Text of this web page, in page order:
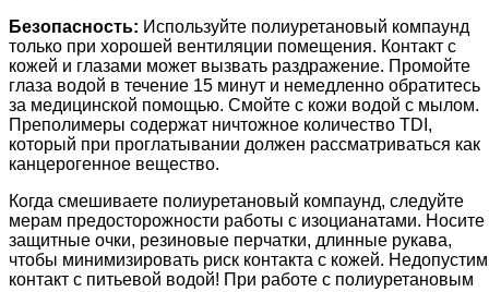
Безопасность: Используйте полиуретановый компаунд
только при хорошей вентиляции помещения. Контакт с
кожей и глазами может вызвать раздражение. Промойте
глаза водой в течение 15 минут и немедленно обратитесь
за медицинской помощью. Смойте с кожи водой c мылом.
Преполимеры содержат ничтожное количество TDI,
который при проглатывании должен рассматриваться как
канцерогенное вещество.
Когда смешиваете полиуретановый компаунд, следуйте
мерам предосторожности работы с изоцианатами. Носите
защитные очки, резиновые перчатки, длинные рукава,
чтобы минимизировать риск контакта с кожей. Недопустим
контакт с питьевой водой! При работе с полиуретановым